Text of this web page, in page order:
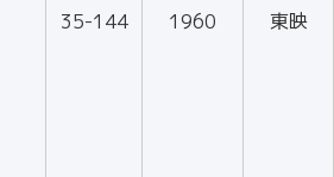
35-144 1960 東映